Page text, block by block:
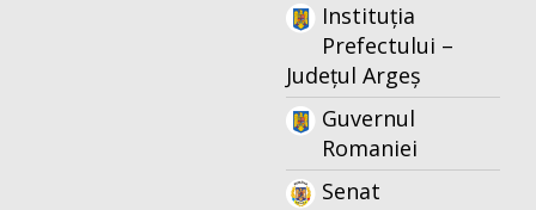
Instituția
Prefectului –
Județul Argeș
Guvernul
Romaniei
Senat